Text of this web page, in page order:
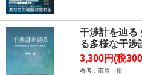
干渉計を辿る
る多様な干渉
3,300円(税
著者：市原 裕